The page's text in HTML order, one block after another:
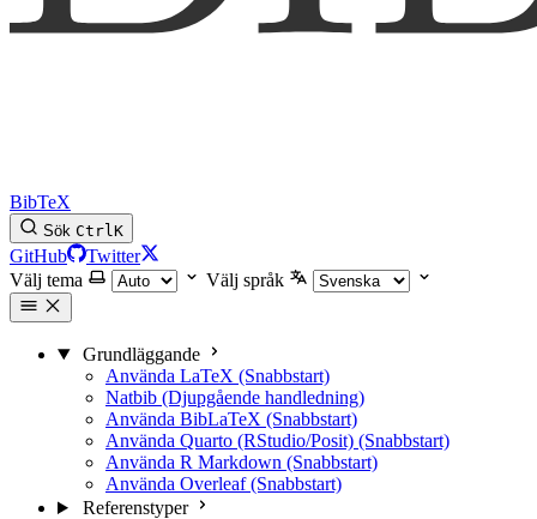
BibTeX
Sök CtrlK
GitHub
Twitter
Välj tema
Välj språk
Grundläggande
Använda LaTeX (Snabbstart)
Natbib (Djupgående handledning)
Använda BibLaTeX (Snabbstart)
Använda Quarto (RStudio/Posit) (Snabbstart)
Använda R Markdown (Snabbstart)
Använda Overleaf (Snabbstart)
Referenstyper